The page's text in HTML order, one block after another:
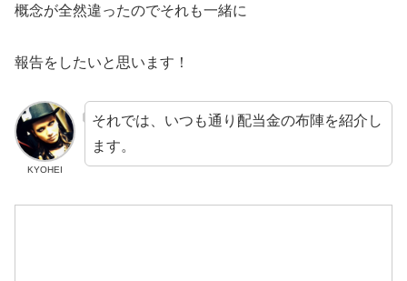
概念が全然違ったのでそれも一緒に
報告をしたいと思います！
KYOHEI
それでは、いつも通り配当金の布陣を紹介し
ます。